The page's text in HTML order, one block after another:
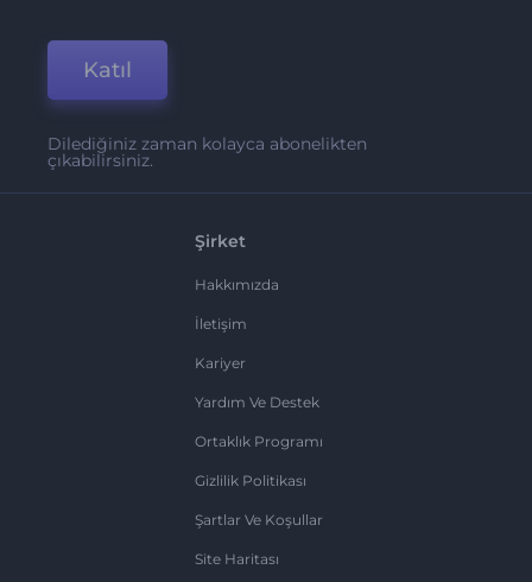
Katıl
Dilediğiniz zaman kolayca abonelikten
çıkabilirsiniz.
Şirket
Hakkımızda
İletişim
Kariyer
Yardım Ve Destek
Ortaklık Programı
Gizlilik Politikası
Şartlar Ve Koşullar
Site Haritası